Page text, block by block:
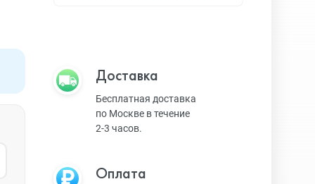
Magic Keyboard
ЗУ и кабели
Доставка
Бесплатная доставка
по Москве в течение
2-3 часов.
Оплата